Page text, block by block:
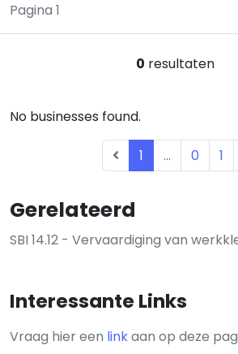
Pagina 1
Gerelateerd
SBI 14.12 - Vervaardiging van
Interessante Links
Vraag hier een linkaan op deze
0 resultaten
No businesses found.
1 ... 0 1